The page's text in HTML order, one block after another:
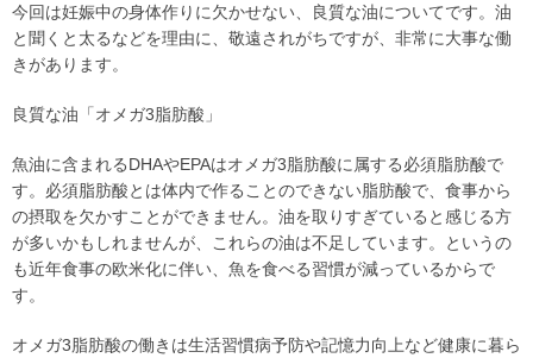
今回は妊娠中の身体作りに欠かせない、良質な油についてです。油
と聞くと太るなどを理由に、敬遠されがちですが、非常に大事な働
きがあります。
良質な油「オメガ3脂肪酸」
魚油に含まれるDHAやEPAはオメガ3脂肪酸に属する必須脂肪酸で
す。必須脂肪酸とは体内で作ることのできない脂肪酸で、食事から
の摂取を欠かすことができません。油を取りすぎていると感じる方
が多いかもしれませんが、これらの油は不足しています。というの
も近年食事の欧米化に伴い、魚を食べる習慣が減っているからで
す。
オメガ3脂肪酸の働きは生活習慣病予防や記憶力向上など健康に暮ら